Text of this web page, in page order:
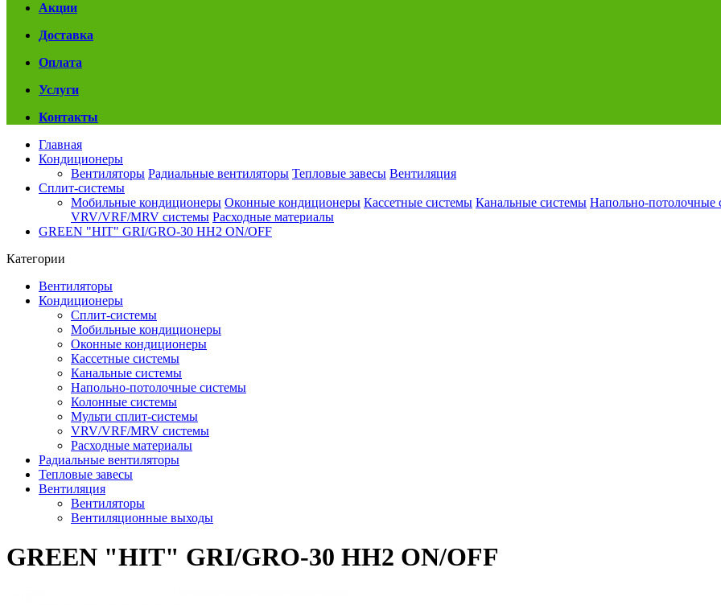
Акции
Доставка
Оплата
Услуги
Контакты
Главная
Кондиционеры
Вентиляторы Радиальные вентиляторы Тепловые завесы Вентиляция
Сплит-системы
Мобильные кондиционеры Оконные кондиционеры Кассетные системы Канальные системы Напольно-потолочные
VRV/VRF/MRV системы Расходные материалы
GREEN "HIT" GRI/GRO-30 HH2 ON/OFF
Категории
Вентиляторы
Кондиционеры
Сплит-системы
Мобильные кондиционеры
Оконные кондиционеры
Кассетные системы
Канальные системы
Напольно-потолочные системы
Колонные системы
Мульти сплит-системы
VRV/VRF/MRV системы
Расходные материалы
Радиальные вентиляторы
Тепловые завесы
Вентиляция
Вентиляторы
Вентиляционные выходы
GREEN "HIT" GRI/GRO-30 HH2 ON/OFF